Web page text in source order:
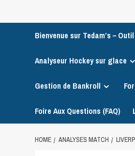
Bienvenue sur Tedam’s –
Analyseur Hockey sur glace
Gestion de Bankroll
Foire Aux Questions (FAQ)
HOME ANALYSES MATCH